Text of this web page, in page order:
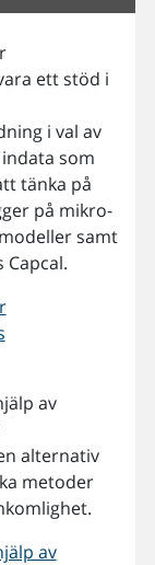
ett stöd i
i val av
som
tänka på
på mikro-
samt
av
alternativ
metoder
av